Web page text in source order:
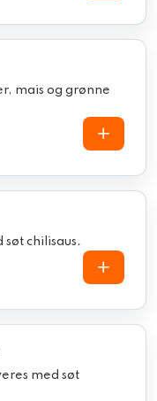
mais og grønne
chilisaus.
med søt